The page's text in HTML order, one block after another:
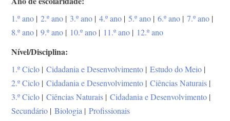
1.º ano | 2.º ano | 3.º ano | 4.º ano | 5.º ano | 6.º ano | 7.º ano |
8.º ano | 9.º ano | 10.º ano | 11.º ano | 12.º ano
Nível/Disciplina
1.º Ciclo | Cidadania e Desenvolvimento | Estudo do Meio |
2.º Ciclo | Cidadania e Desenvolvimento | Ciências Naturais |
3.º Ciclo | Ciências Naturais | Cidadania e Desenvolvimento |
Secundário | Biologia | Profissionais